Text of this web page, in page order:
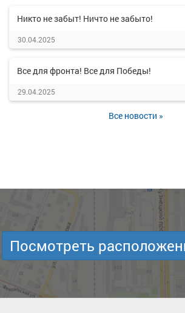
Никто не забыт! Ничто не забыто!
30.04.2025
Все для фронта! Все для Победы!
29.04.2025
Все новости »
Посмотреть